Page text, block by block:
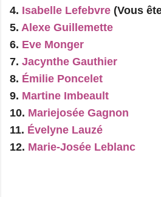
4. Isabelle Lefebvre (Vous
5. Alexe Guillemette
6. Eve Monger
7. Jacynthe Gauthier
8. Émilie Poncelet
9. Martine Imbeault
10. Mariejosée Gagnon
11. Évelyne Lauzé
12. Marie-Josée Leblanc